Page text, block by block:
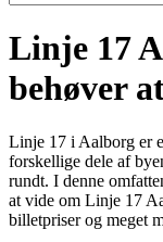
Linje 17
behøver
Linje 17 i Aalborg er
forskellige dele af
rundt. I denne
at vide om Linje 17
billetpriser og meget